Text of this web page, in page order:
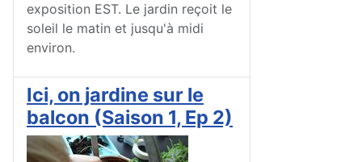
exposition EST. Le jardin reçoit le
soleil le matin et jusqu'à midi
environ.
Ici, on jardine sur le
balcon (Saison 1, Ep 2)